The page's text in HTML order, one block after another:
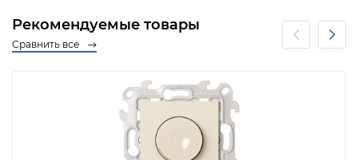
Рекомендуемые товары
Сравнить все